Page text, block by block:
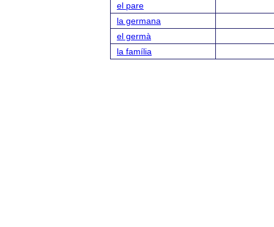
el pare
la germana
el germà
la família